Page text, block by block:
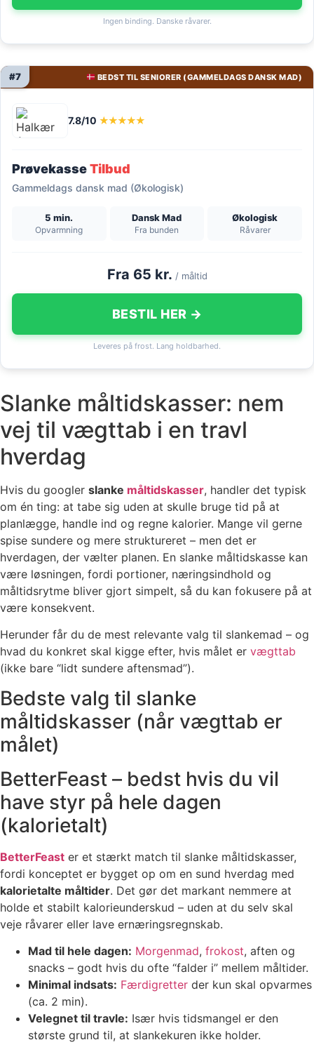
Ingen binding. Danske råvarer.
BEDST TIL SENIORER (GAMMELDAGS DANSK MAD)
#7
7.8/10 ★★★★★
PrøvekasseTilbud
Gammeldags dansk mad (Økologisk)
5 min.
Opvarmning
Dansk Mad
Fra bunden
Økologisk
Råvarer
Fra 65 kr. / måltid
BESTIL HER →
Leveres på frost. Lang holdbarhed.
Slanke måltidskasser: nem
vej til vægttab i en travl
hverdag
Hvis du googler slanke måltidskasser, handler det typisk
om én ting: at tabe sig uden at skulle bruge tid på at
planlægge, handle ind og regne kalorier. Mange vil gerne
spise sundere og mere struktureret – men det er
hverdagen, der vælter planen. En slanke måltidskasse kan
være løsningen, fordi portioner, næringsindhold og
måltidsrytme bliver gjort simpelt, så du kan fokusere på at
være konsekvent.
Herunder får du de mest relevante valg til slankemad – og
hvad du konkret skal kigge efter, hvis målet er vægttab
(ikke bare “lidt sundere aftensmad”).
Bedste valg til slanke
måltidskasser (når vægttab er
målet)
BetterFeast – bedst hvis du vil
have styr på hele dagen
(kalorietalt)
BetterFeast er et stærkt match til slanke måltidskasser,
fordi konceptet er bygget op om en sund hverdag med
kalorietalte måltider. Det gør det markant nemmere at
holde et stabilt kalorieunderskud – uden at du selv skal
veje råvarer eller lave ernæringsregnskab.
Mad til hele dagen: Morgenmad, frokost, aften og
snacks – godt hvis du ofte “falder i” mellem måltider.
Minimal indsats: Færdigretter der kun skal opvarmes
(ca. 2 min).
Velegnet til travle: Især hvis tidsmangel er den
største grund til, at slankekuren ikke holder.